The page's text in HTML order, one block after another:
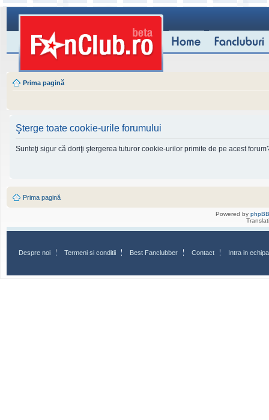
Prima pagină
Şterge toate cookie-urile forumului
Sunteţi sigur că doriţi ştergerea tuturor cookie-urilor primite de pe acest
Prima pagină
Powered by phpBB
Despre noi Termeni si conditii Best Fanclubber Contact Intra in